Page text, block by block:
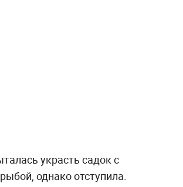
украсть садок с
однако отступила.